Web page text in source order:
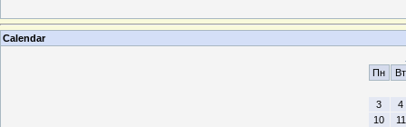
Calendar
Пн
Вт
3
4
10
11